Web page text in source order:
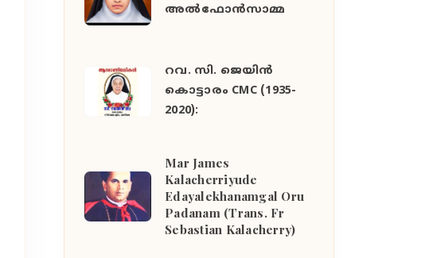
അൽഫോൻസാമ്മ
റവ. സി. ജെയിൻ
കൊട്ടാരം CMC (1935-
2020):
Mar James
Kalacherriyude
Edayalekhanamgal Oru
Padanam (Trans. Fr
Sebastian Kalacherry)